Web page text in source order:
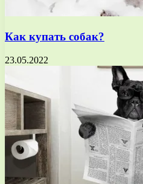
Как купать собак?
23.05.2022